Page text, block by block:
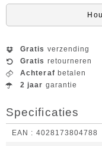
Gratis verzending
Gratis retourneren
Achteraf betalen
2 jaar garantie
Specificaties
EAN 4028173804788